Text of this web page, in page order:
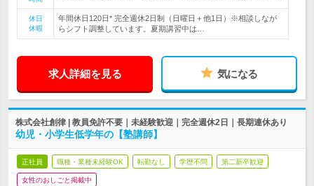
休日
休暇
年間休日120日* 完全週休2日制（日曜日＋他1日）※相談しなが
らシフト調整しています。夏期講習中は…
求人詳細を見る 気になる
株式会社創律 | 教員免許不要｜未経験歓迎｜完全週休2日｜長期連休あり
幼児・小学生低学年の【塾講師】
正社員 職種・業種未経験OK 転勤なし 学歴不問 第二新卒歓迎
女性のおしごと掲載中